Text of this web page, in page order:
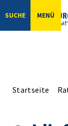
SUCHE MENÜ
Startseite